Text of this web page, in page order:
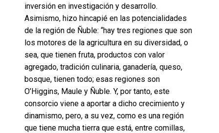
inversión en investigación y desarrollo.
Asimismo, hizo hincapié en las potencialidades
de la región de Ñuble: “hay tres regiones que son
los motores de la agricultura en su diversidad, o
sea, que tienen fruta, productos con valor
agregado, tradición culinaria, ganadería, queso,
bosque, tienen todo; esas regiones son
O’Higgins, Maule y Ñuble. Y, por tanto, este
consorcio viene a aportar a dicho crecimiento y
dinamismo, pero, a su vez, como es una región
que tiene mucha tierra que está, entre comillas,